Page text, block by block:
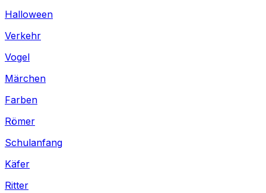
Halloween
Verkehr
Vogel
Märchen
Farben
Römer
Schulanfang
Käfer
Ritter